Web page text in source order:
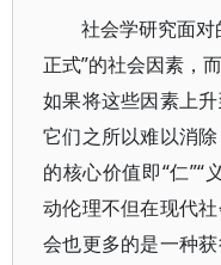
社会学研究面
正式”的社会因素，
如果将这些因素上
它们之所以难以消
的核心价值即“仁”“
动伦理不但在现代
会也更多的是一种